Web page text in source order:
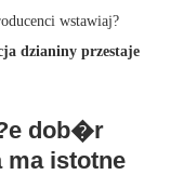
wstawiaj?
dzianiny przestaje
dob�r
ma istotne